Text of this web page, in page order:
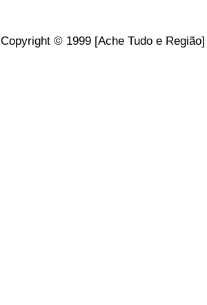
Copyright © 1999 [Ache Tudo e